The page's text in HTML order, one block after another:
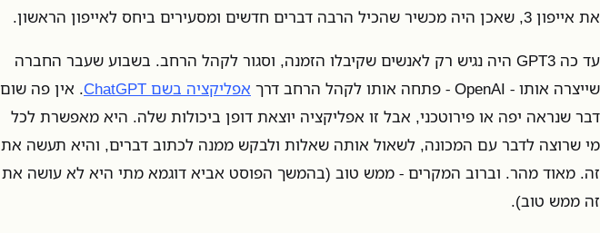
את אייפון 3, שאכן היה מכשיר שהכיל הרבה דברים חדשים ומסעירים ביחס לאייפון הראשון.
עד כה GPT3 היה נגיש רק לאנשים שקיבלו הזמנה, וסגור לקהל הרחב. בשבוע שעבר החברה
שייצרה אותו - OpenAI - פתחה אותו לקהל הרחב דרך
אפליקציה בשם ChatGPT
. אין פה שום
דבר שנראה יפה או פירוטכני, אבל זו אפליקציה יוצאת דופן ביכולות שלה. היא מאפשרת לכל
מי שרוצה לדבר עם המכונה, לשאול אותה שאלות ולבקש ממנה לכתוב דברים, והיא תעשה את
זה. מאוד מהר. וברוב המקרים - ממש טוב (בהמשך הפוסט אביא דוגמא מתי היא לא עושה את
זה ממש טוב).